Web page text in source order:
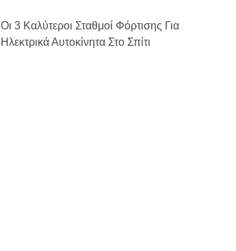
Οι 3 Καλύτεροι Σταθμοί Φόρτισης Για
Ηλεκτρικά Αυτοκίνητα Στο Σπίτι